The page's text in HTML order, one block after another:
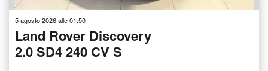
5 agosto 2026 alle 01:50
Land Rover Discovery
2.0 SD4 240 CV S